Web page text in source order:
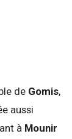
de Gomis,
aussi
à Mounir